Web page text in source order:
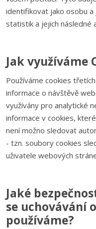
identifikovat jako osobu
statistik a jejich následné
Jak využíváme
Používáme cookies
informace o návštěvě
využívány pro analytické
informace v cookies,
není možno sledovat
- tzn. soubory cookies
uživatele webových
Jaké
se uchovávání
používáme?